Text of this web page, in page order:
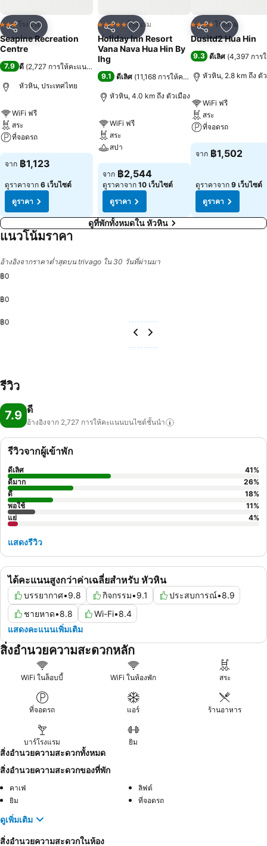
แชร์ เพิ่มในรายการโปรด
3 ดาวโรงแรม
Seapine Recreation
Centre
7.9 ดี (2,727 การให้คะแนน)
หัวหิน, ประเทศไทย
WiFi ฟรี
สระ
ที่จอดรถ
ดูราคา
จาก ฿1,123
ดูราคาจาก 6 เว็บไซต์
ดูราคา
แชร์ เพิ่มในรายการโปรด
5 ดาว โรงแรม
Holiday Inn Resort
Vana Nava Hua Hin By
Ihg
9.1 ดีเลิศ (11,168 การให้คะแนน )
หัวหิน, 4.0 km ถึง ตัวเมือง
WiFi ฟรี
สระ
สปา
ดูราคา
จาก ฿2,544
ดูราคาจาก 10 เว็บไซต์
ดูราคา
แชร์ เพิ่มในรา
4 ดาว โรงแรม
Dusitd2 Hua Hin
9.3 ดีเลิศ (4,397 การ
หัวหิน, 2.8 km ถึง ตั
WiFi ฟรี
สระ
ที่จอดรถ
ดูราคา
จาก ฿1,502
ดูราคาจาก 9 เว็บไซต์
ดูราคา
ดูที่พักทั้งหมดใน หัวหิน
แนวโน้มราคา
อ้างอิงจากราคาต่ำสุดบน trivago ใน 30 วันที่ผ่านมา
฿0
฿0
฿0
รีวิว
7.9 ดี
อ้างอิงจาก 2,727 การให้คะแนนบนไซต์ชั้นนำ
ได้คะแนนสูงกว่าค่าเฉลี่ยสำหรับ หัวหิน
บรรยากาศ•9.8 กิจกรรม•9.1 ประสบการณ์•8.9
ชายหาด•8.8 Wi-Fi•8.4
แสดงคะแนนเพิ่มเติม
รีวิวจากผู้เข้าพัก
ดีเลิศ 41%
ดีมาก
26%
ดี
18%
พอใช้
11%
แย่
4%
แสดงรีวิว
สิ่งอำนวยความสะดวกหลัก
WiFi ในล็อบบี้ WiFi ในห้องพัก สระ
ที่จอดรถ แอร์ ร้านอาหาร
บาร์โรงแรม ยิม
สิ่งอำนวยความสะดวกทั้งหมด
สิ่งอำนวยความสะดวกของที่พัก
คาเฟ่
ลิฟต์
ยิม
ที่จอดรถ
ดูเพิ่มเติม
สิ่งอำนวยความสะดวกในห้อง